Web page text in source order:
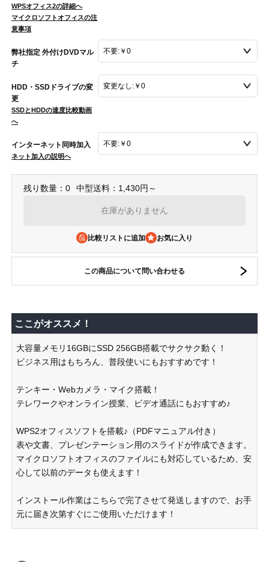
WPSオフィス2の詳細へ
マイクロソフトオフィスの注
意事項
弊社指定 外付けDVDマル
チ
HDD・SSDドライブの変
更
SSDとHDDの速度比較動画
へ
インターネット同時加入
ネット加入の説明へ
残り数量：0 中型送料：1,430円～
在庫がありません
比較リストに追加
この商品について問い合わせる
ここがオススメ！
大容量メモリ16GBにSSD 256GB搭載でサクサク動く！
ビジネス用はもちろん、普段使いにもおすすめです！
テンキー・Webカメラ・マイク搭載！
テレワークやオンライン授業、ビデオ通話にもおすすめ♪
WPS2オフィスソフトを搭載♪（PDFマニュアル付き）
表や文書、プレゼンテーション用のスライドが作成できます。
マイクロソフトオフィスのファイルにも対応しているため、安
心して以前のデータも使えます！
インストール作業はこちらで完了させて発送しますので、お手
元に届き次第すぐにご使用いただけます！